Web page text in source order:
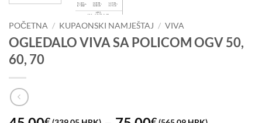
POČETNA / KUPAONSKI NAMJEŠTAJ / VIVA
OGLEDALO VIVA SA POLICOM OGV 50,
60, 70